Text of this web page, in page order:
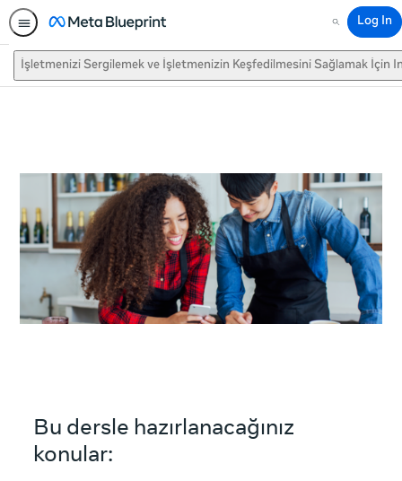
Search
Log In
İşletmenizi Sergilemek ve İşletmenizin Keşfedilmesini Sağlamak İçin
Bu dersle hazırlanacağınız
konular: